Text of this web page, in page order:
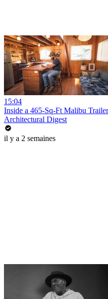
15:04
Inside a 465-Sq-Ft Malibu
Architectural Digest
il y a 2 semaines